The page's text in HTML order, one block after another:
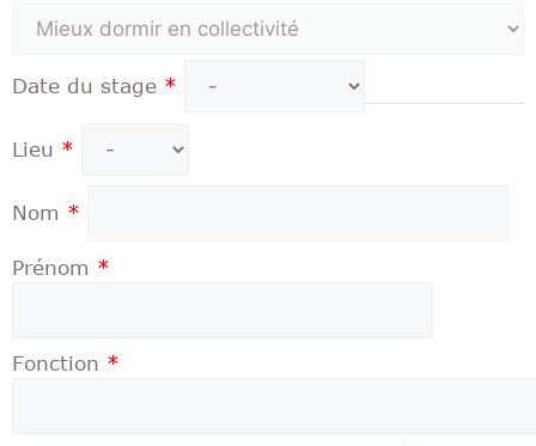
Date du stage *
Lieu *
Nom *
Prénom *
Fonction *